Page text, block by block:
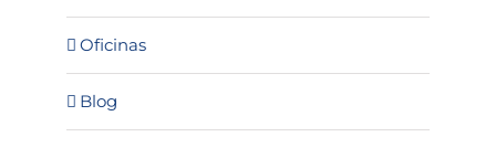
Oficinas
Blog